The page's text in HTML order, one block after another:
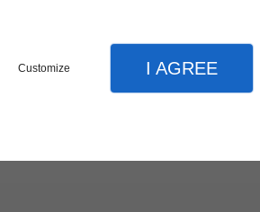
Customize I AGREE